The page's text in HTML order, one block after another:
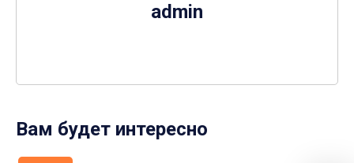
admin
Вам будет интересно